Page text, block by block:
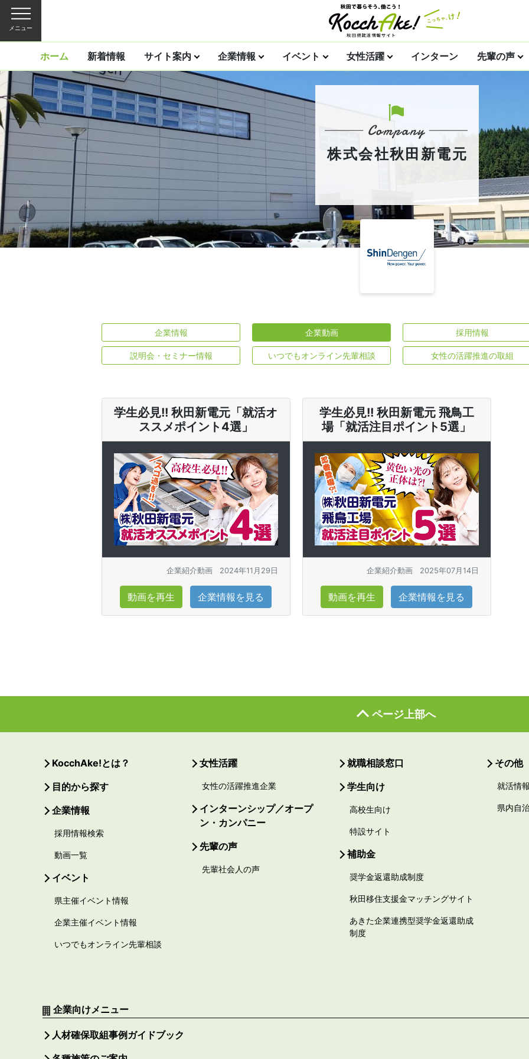
メニュー
ホーム 新着情報 サイト案内 企業情報 イベント 女性活躍 インターン 先輩の声
株式会社秋田新電元
企業情報 企業動画 採用情報
説明会・セミナー情報 いつでもオンライン先輩相談 女性の活躍推進の取組
学生必見!! 秋田新電元「就活オ
ススメポイント4選」
企業紹介動画 2024年11月29日
動画を再生 企業情報を見る
学生必見!! 秋田新電元 飛鳥工
場「就活注目ポイント5選」
企業紹介動画 2025年07月14日
動画を再生 企業情報を見る
ページ上部へ
KocchAke!とは？
目的から探す
企業情報
採用情報検索
動画一覧
イベント
県主催イベント情報
企業主催イベント情報
いつでもオンライン先輩相談
女性活躍
女性の活躍推進企業
インターンシップ／オープ
ン・カンパニー
先輩の声
先輩社会人の声
就職相談窓口
学生向け
高校生向け
特設サイト
補助金
奨学金返還助成制度
秋田移住支援金マッチングサイト
あきた企業連携型奨学金返還助成
制度
その他
就活情
県内自
企業向けメニュー
人材確保取組事例ガイドブック